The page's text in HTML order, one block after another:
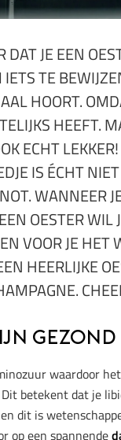
DAT JE EEN
IETS TE
HOORT.
HEEFT.
ECHT
IS ÉCHT
WANNEER
OESTER WIL
VOOR JE HET
HEERLIJKE
gezond
waardoor het
betekent dat je
dit is
op een spannende